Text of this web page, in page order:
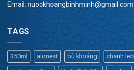
Email: nuockhoangbinhminh@gmail.com
TAGS
350ml alonest bù khoáng chanh leo